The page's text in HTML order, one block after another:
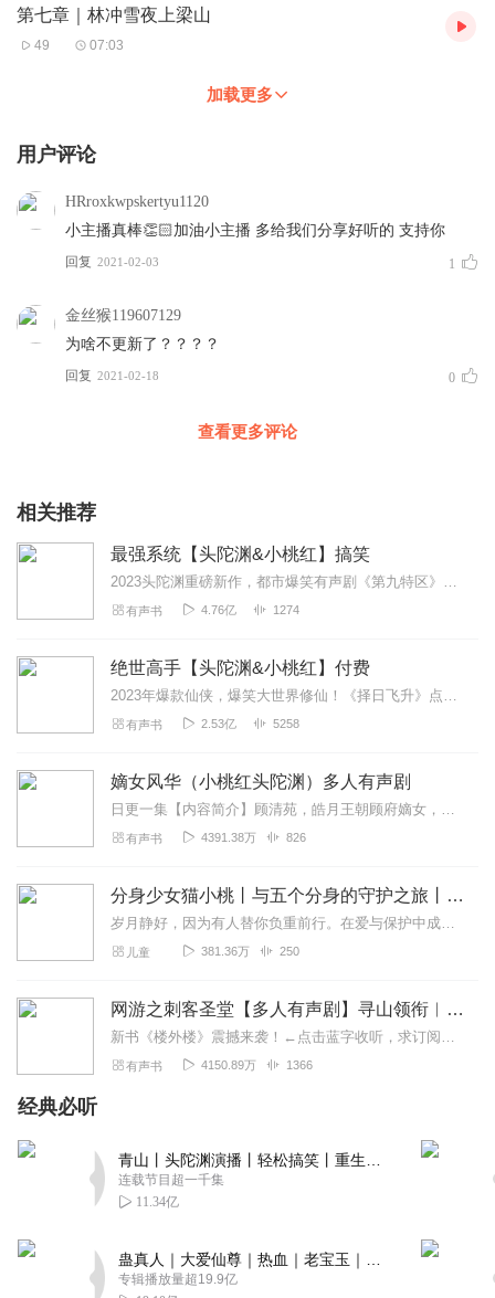
第七章｜林冲雪夜上梁山
49 07:03
加载更多
用户评论
HRroxkwpskertyu1120
小主播真棒👏🏻加油小主播 多给我们分享好听的 支持你
回复 2021-02-03 1
金丝猴119607129
为啥不更新了？？？？
回复 2021-02-18 0
查看更多评论
相关推荐
最强系统【头陀渊&小桃红】搞笑
2023头陀渊重磅新作，都市爆笑有声剧《第九特区》，点击收听！2021年神书力荐：《大奉打更人》限时免费不容错过【内容简介】上一世，我活的窝囊如狗，家中被弃，众...
有声书 4.76亿 1274
绝世高手【头陀渊&小桃红】付费
2023年爆款仙侠，爆笑大世界修仙！《择日飞升》点击传送辰东著作|经典小说|限时免费：《神墓》三集就上瘾！速速点击！【强烈推荐】●男女双播，独一无二都市爆笑修...
有声书 2.53亿 5258
嫡女风华（小桃红头陀渊）多人有声剧
日更一集【内容简介】顾清苑，皓月王朝顾府嫡女，凶狠毒辣，嚣张跋扈，欺压庶妹，暗害姨娘，又胸无点墨，她虽为高门嫡女，却被世人所不齿。蓝陌，现代豪门千金，生性凉薄，...
有声书 4391.38万 826
分身少女猫小桃丨与五个分身的守护之旅丨奇喵宇宙
岁月静好，因为有人替你负重前行。在爱与保护中成长的天真少女，亲眼见到自己的门派受尽屈辱、师兄身负重伤。那一刻，她长大了。那些曾经守护她的人们，今后由她来守护。原...
儿童 381.36万 250
网游之刺客圣堂【多人有声剧】寻山领衔︱小桃红、芸飞
新书《楼外楼》震撼来袭！←点击蓝字收听，求订阅、转发！原班人马，带你走进不一样的故事。更爽、更有趣、更让你声临其境的感受！目前是付费专辑，付费章节开始前会申请...
有声书 4150.89万 1366
经典必听
连载节目超一千集
11.34亿
专辑播放量超19.9亿